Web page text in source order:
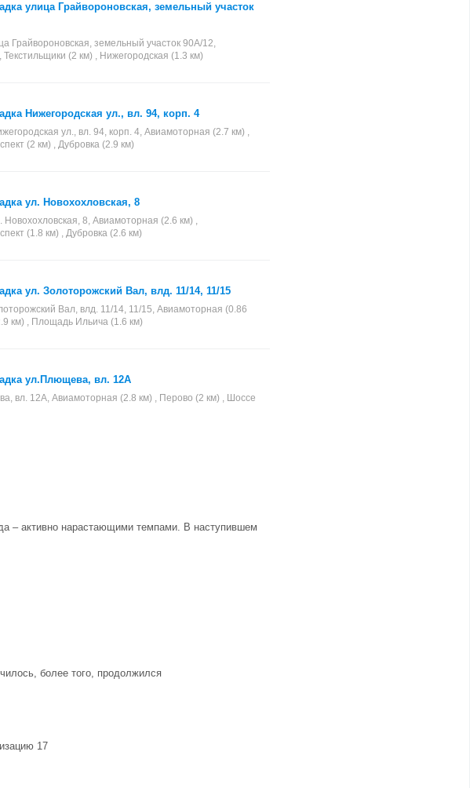
улица Грайвороновская, земельный участок
Грайвороновская, земельный участок 90А/12,
Текстильщики (2 км) , Нижегородская (1.3 км)
Нижегородская ул., вл. 94, корп. 4
ул., вл. 94, корп. 4, Авиамоторная (2.7 км) ,
(2 км) , Дубровка (2.9 км)
ул. Новохохловская, 8
Новохохловская, 8, Авиамоторная (2.6 км) ,
(1.8 км) , Дубровка (2.6 км)
ул. Золоторожский Вал, влд. 11/14, 11/15
Вал, влд. 11/14, 11/15, Авиамоторная (0.86
км) , Площадь Ильича (1.6 км)
ул.Плющева, вл. 12А
вл. 12А, Авиамоторная (2.8 км) , Перово (2 км) , Шоссе
– активно нарастающими темпами. В наступившем
более того, продолжился
17